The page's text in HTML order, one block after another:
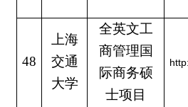
48
上海
交通
大学
全英文工
商管理国
际商务硕
士项目